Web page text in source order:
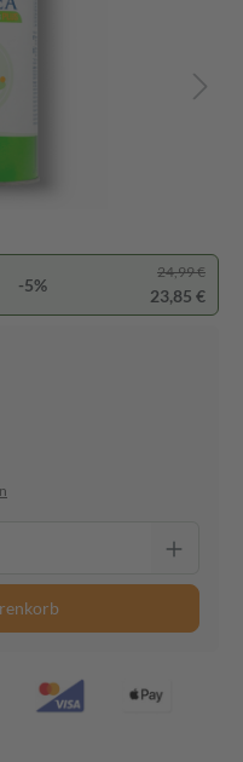
-5%
24,99 €
23,85 €